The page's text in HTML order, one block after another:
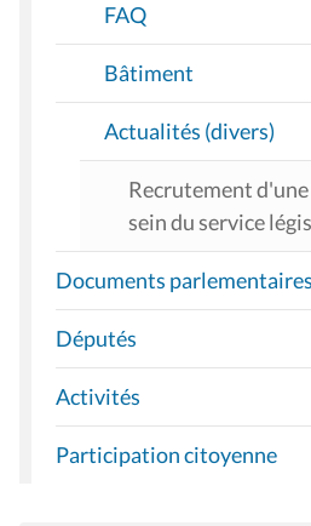
FAQ
Bâtiment
Actualités (divers)
Recrutement
sein du service
Documents parlementaires
Députés
Activités
Participation citoyenne